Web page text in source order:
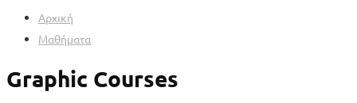
Αρχική
Μαθήματα
Graphic Courses